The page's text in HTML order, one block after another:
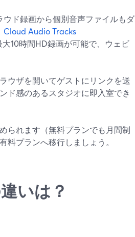
ウド録画から個別音声ファイルもダ
Cloud Audio Tracks
10時間HD録画が可能で、ウェビ
ウザを開いてゲストにリンクを送
ド感のあるスタジオに即入室でき
られます（無料プランでも月間制
プランへ移行しましょう。
いは？